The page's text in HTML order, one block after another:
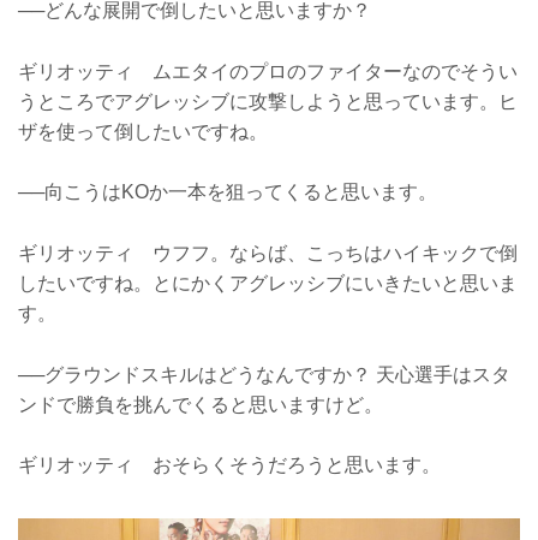
──どんな展開で倒したいと思いますか？
ギリオッティ ムエタイのプロのファイターなのでそうい
うところでアグレッシブに攻撃しようと思っています。ヒ
ザを使って倒したいですね。
──向こうはKOか一本を狙ってくると思います。
ギリオッティ ウフフ。ならば、こっちはハイキックで倒
したいですね。とにかくアグレッシブにいきたいと思いま
す。
──グラウンドスキルはどうなんですか？ 天心選手はスタ
ンドで勝負を挑んでくると思いますけど。
ギリオッティ おそらくそうだろうと思います。